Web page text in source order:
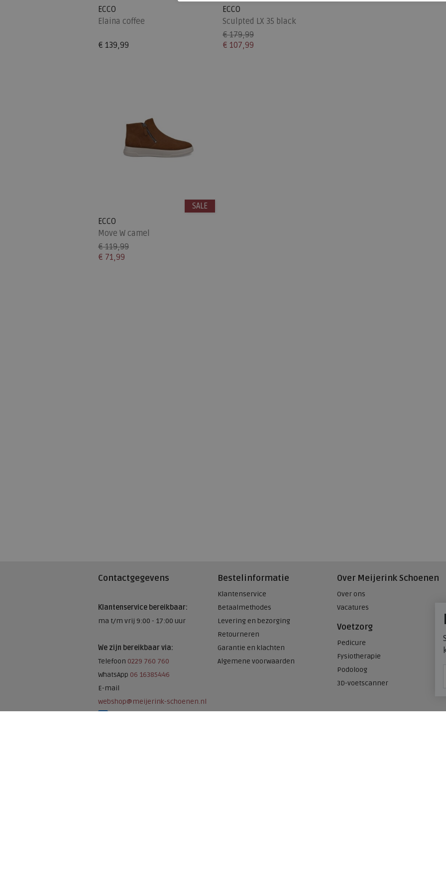
ECCO
Elaina coffee
€ 139,99
ECCO
Sculpted LX 35 black
€ 179,99
€ 107,99
ECCO
Move W camel
€ 119,99
€ 71,99
SALE
Contactgegevens
Klantenservice bereikbaar:
ma t/m vrij 9:00 - 17:00 uur
We zijn bereikbaar via:
Telefoon 0229 760 760
WhatsApp 06 16385446
E-mail
webshop@meijerink-schoenen.nl
Bestelinformatie
Klantenservice
Betaalmethodes
Levering en bezorging
Retourneren
Garantie en klachten
Algemene voorwaarden
Over Meijerink Schoenen
Over ons
Vacatures
Voetzorg
Pedicure
Fysiotherapie
Podoloog
3D-voetscanner